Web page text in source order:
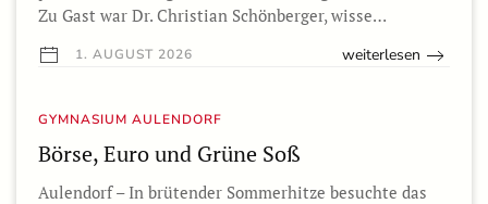
Zu Gast war Dr. Christian Schönberger, wisse…
1. AUGUST 2026 weiterlesen
GYMNASIUM AULENDORF
Börse, Euro und Grüne Soß
Aulendorf – In brütender Sommerhitze besuchte das